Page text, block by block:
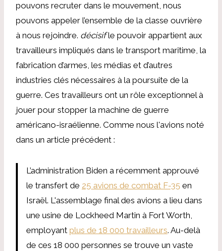
pouvons recruter dans le mouvement, nous
pouvons appeler l’ensemble de la classe ouvrière
à nous rejoindre. décisifle pouvoir appartient aux
travailleurs impliqués dans le transport maritime, la
fabrication d’armes, les médias et d’autres
industries clés nécessaires à la poursuite de la
guerre. Ces travailleurs ont un rôle exceptionnel à
jouer pour stopper la machine de guerre
américano-israélienne. Comme nous l'avions noté
dans un article précédent :
L’administration Biden a récemment approuvé
le transfert de 25 avions de combat F-35 en
Israël. L'assemblage final des avions a lieu dans
une usine de Lockheed Martin à Fort Worth,
employant plus de 18 000 travailleurs. Au-delà
de ces 18 000 personnes se trouve un vaste